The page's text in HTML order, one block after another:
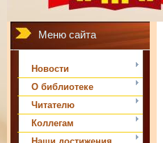
Меню сайта
Новости
О библиотеке
Читателю
Коллегам